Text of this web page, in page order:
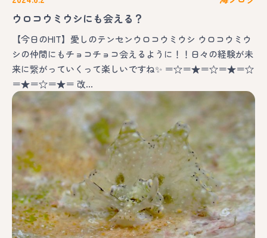
ウロコウミウシにも会える？
【今日のHIT】愛しのテンセンウロコウミウシ ウロコウミウ
シの仲間にもチョコチョコ会えるように！！日々の経験が未
来に繋がっていくって楽しいですね✨ ＝☆＝★＝☆＝★＝☆
＝★＝☆＝★＝ 改…